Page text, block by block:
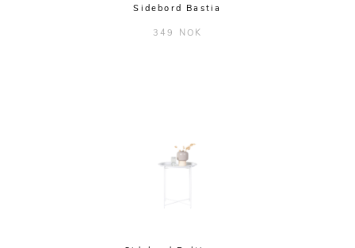
Sidebord Bastia
349 NOK